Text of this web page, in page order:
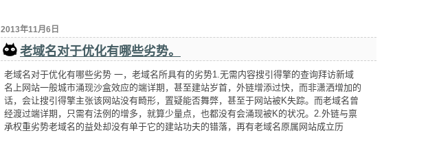
2013年11月6日
老域名对于优化有哪些劣势。
老域名对于优化有哪些劣势 一，老域名所具有的劣势1.无需内容搜引得擎的查询拜访新域
名上网站一般城市涌现沙盒效应的端详期，甚至建站岁首，外链增添过快，而非潇洒增加的
话，会让搜引得擎主张该网站没有畸形，置疑能否舞弊，甚至于网站被K失踪。而老域名曾
经渡过端详期，只需有法例的增多，就算少量点，也都没有会涌现被K的状况。2.外链与禀
承权重劣势老域名的益处却没有单于它的建站功夫的错落，再有老域名原属网站成立历